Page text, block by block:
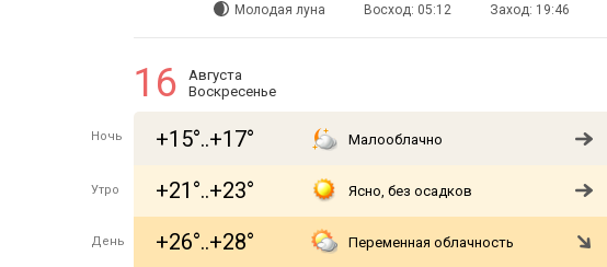
Молодая луна Восход: 05:12 Заход: 19:46
16
Августа
Воскресенье
Ночь +15°..+17° Малооблачно
Утро +21°..+23° Ясно, без осадков
День +26°..+28° Переменная облачность